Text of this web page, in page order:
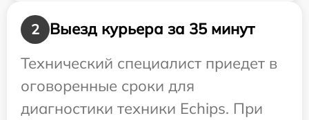
2
Выезд курьера за 35 минут
Технический специалист приедет в
оговоренные сроки для
диагностики техники Echips. При